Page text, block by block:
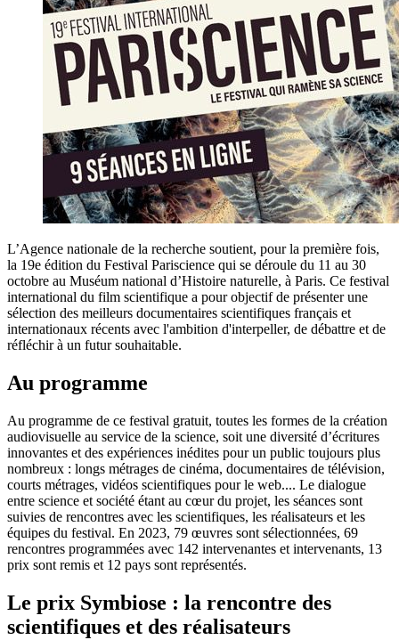
L’Agence nationale de la recherche soutient, pour la première fois,
la 19e édition du Festival Pariscience qui se déroule du 11 au 30
octobre au Muséum national d’Histoire naturelle, à Paris. Ce festival
international du film scientifique a pour objectif de présenter une
sélection des meilleurs documentaires scientifiques français et
internationaux récents avec l'ambition d'interpeller, de débattre et de
réfléchir à un futur souhaitable.
Au programme
Au programme de ce festival gratuit, toutes les formes de la création
audiovisuelle au service de la science, soit une diversité d’écritures
innovantes et des expériences inédites pour un public toujours plus
nombreux : longs métrages de cinéma, documentaires de télévision,
courts métrages, vidéos scientifiques pour le web.... Le dialogue
entre science et société étant au cœur du projet, les séances sont
suivies de rencontres avec les scientifiques, les réalisateurs et les
équipes du festival. En 2023, 79 œuvres sont sélectionnées, 69
rencontres programmées avec 142 intervenantes et intervenants, 13
prix sont remis et 12 pays sont représentés.
Le prix Symbiose : la rencontre des
scientifiques et des réalisateurs